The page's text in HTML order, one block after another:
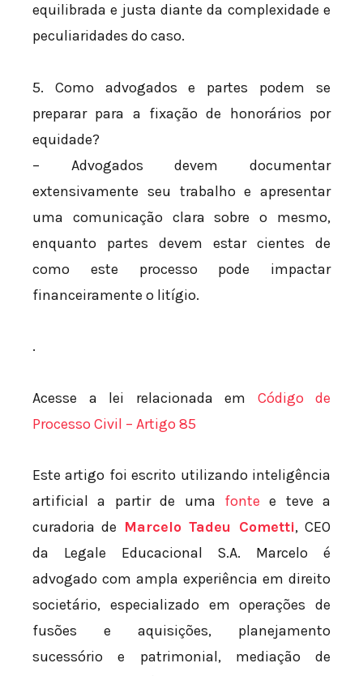
equilibrada e justa diante da complexidade e
peculiaridades do caso.
5. Como advogados e partes podem se
preparar para a fixação de honorários por
equidade?
– Advogados devem documentar
extensivamente seu trabalho e apresentar
uma comunicação clara sobre o mesmo,
enquanto partes devem estar cientes de
como este processo pode impactar
financeiramente o litígio.
.
Acesse a lei relacionada em Código de
Processo Civil – Artigo 85
Este artigo foi escrito utilizando inteligência
artificial a partir de uma fonte e teve a
curadoria de Marcelo Tadeu Cometti, CEO
da Legale Educacional S.A. Marcelo é
advogado com ampla experiência em direito
societário, especializado em operações de
fusões e aquisições, planejamento
sucessório e patrimonial, mediação de